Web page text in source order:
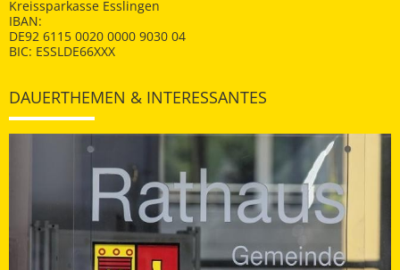
Kreissparkasse Esslingen
IBAN:
DE92 6115 0020 0000 9030 04
BIC: ESSLDE66XXX
DAUERTHEMEN & INTERESSANTES